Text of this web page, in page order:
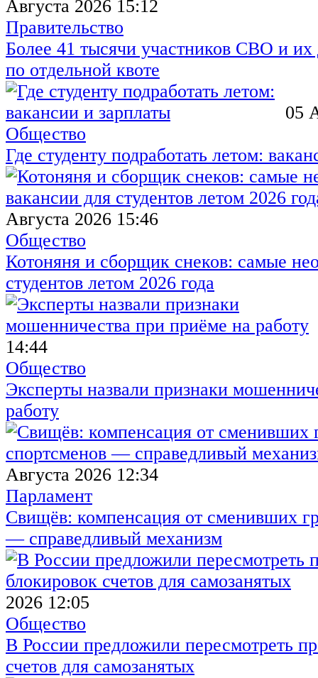
Августа 2026 15:12
Правительство
Более 41 тысячи участников СВО и их
по отдельной квоте
05
Общество
Где студенту подработать летом:
Августа 2026 15:46
Общество
Котоняня и сборщик снеков: самые
студентов летом 2026 года
14:44
Общество
Эксперты назвали признаки
работу
Августа 2026 12:34
Парламент
Свищёв: компенсация от сменивших
— справедливый механизм
2026 12:05
Общество
В России предложили пересмотреть
счетов для самозанятых